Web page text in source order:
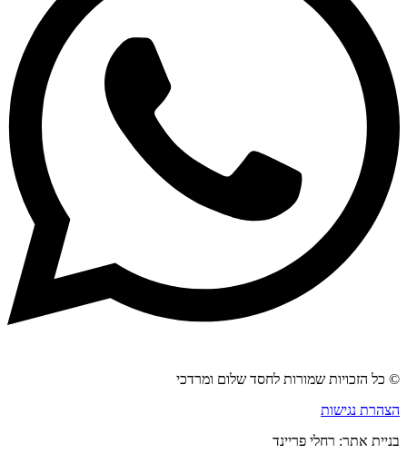
© כל הזכויות שמורות לחסד שלום ומרדכי
הצהרת נגישות
בניית אתר: רחלי פריינד